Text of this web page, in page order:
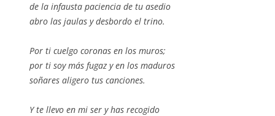
de la infausta paciencia de tu asedio
abro las jaulas y desbordo el trino.
Por ti cuelgo coronas en los muros;
por ti soy más fugaz y en los maduros
soñares aligero tus canciones.
Y te llevo en mi ser y has recogido